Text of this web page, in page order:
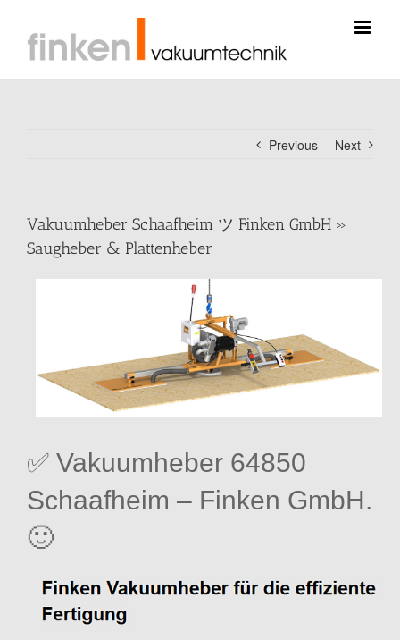
content
Previous Next
Vakuumheber Schaafheim ツ Finken GmbH »
Saugheber & Plattenheber
✅ Vakuumheber 64850
Schaafheim – Finken GmbH.
🙂